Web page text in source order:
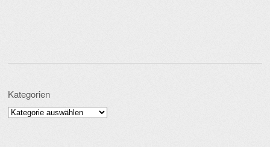
Kategorien
Kategorien